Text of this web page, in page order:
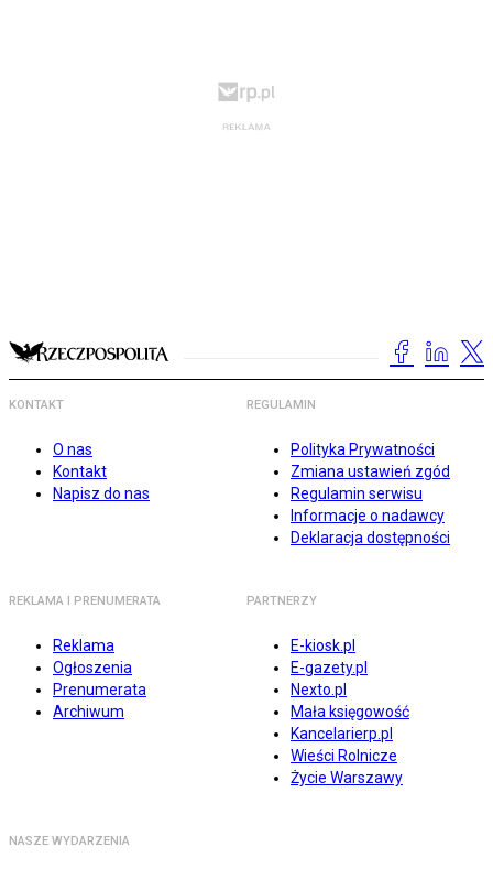
KONTAKT
O nas
Kontakt
Napisz do nas
REGULAMIN
Polityka Prywatności
Zmiana ustawień zgód
Regulamin serwisu
Informacje o nadawcy
Deklaracja dostępności
REKLAMA I PRENUMERATA
Reklama
Ogłoszenia
Prenumerata
Archiwum
PARTNERZY
E-kiosk.pl
E-gazety.pl
Nexto.pl
Mała księgowość
Kancelarierp.pl
Wieści Rolnicze
Życie Warszawy
NASZE WYDARZENIA